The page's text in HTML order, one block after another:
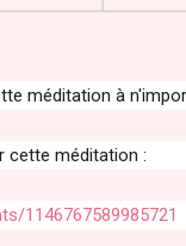
méditation à
cette méditation :
1146767589985721